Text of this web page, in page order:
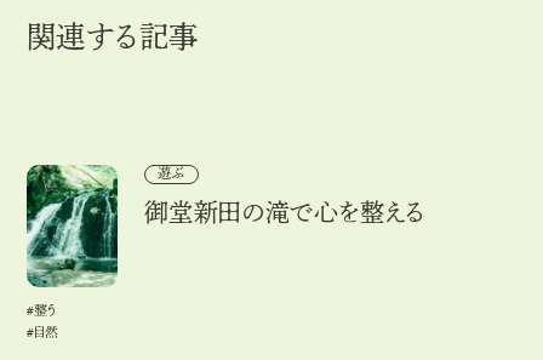
関連する記事
#整う
#整う
#自然
#自然
遊ぶ
御堂新田の滝で心を整える